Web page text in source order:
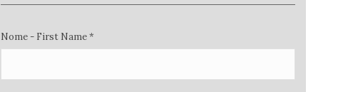
Nome - First Name *